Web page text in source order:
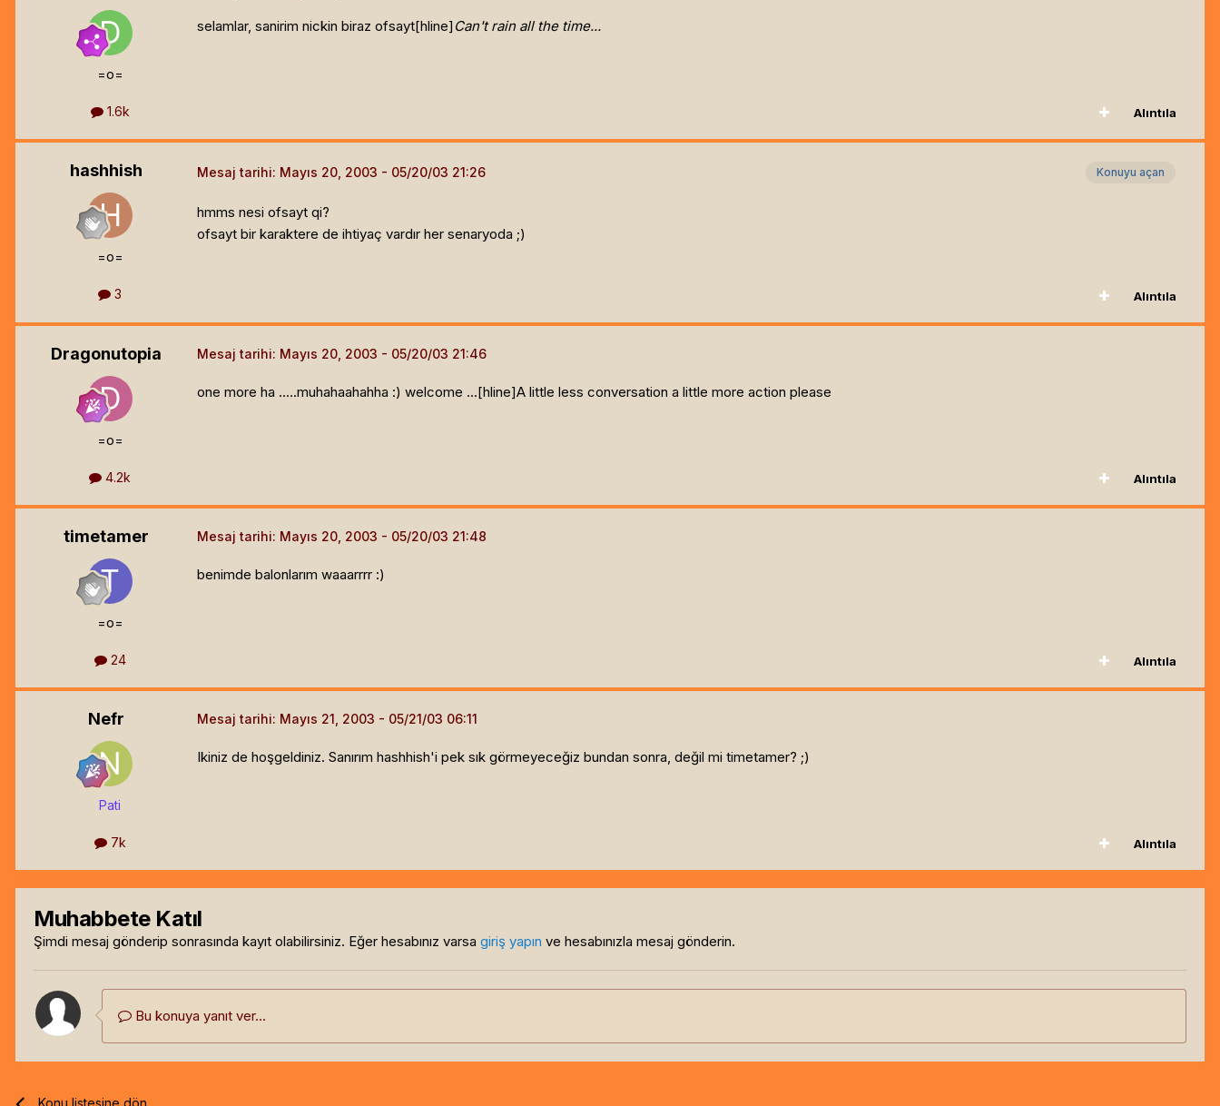
=o=
1.6k
selamlar, sanirim nickin biraz ofsayt[hline] Can't rain all the time...
Alıntıla
hashhish
=o=
3
Konuyu açan
Mesaj tarihi: Mayıs 20, 2003
hmms nesi ofsayt qi?
ofsayt bir karaktere de ihtiyaç vardır her senaryoda ;)
Alıntıla
Dragonutopia
=o=
4.2k
Mesaj tarihi: Mayıs 20, 2003
one more ha .....muhahaahahha :) welcome ...[hline]A little less conversation a little more action please
Alıntıla
timetamer
=o=
24
Mesaj tarihi: Mayıs 20, 2003
benimde balonlarım waaarrrr :)
Alıntıla
Nefr
Pati
7k
Mesaj tarihi: Mayıs 21, 2003
Ikiniz de hoşgeldiniz. Sanırım hashhish'i pek sık görmeyeceğiz bundan sonra, değil mi timetamer? ;)
Alıntıla
Muhabbete Katıl
Şimdi mesaj gönderip sonrasında kayıt olabilirsiniz. Eğer hesabınız varsa giriş yapın ve hesabınızla mesaj gönderin.
Bu konuya yanıt ver...
Konu listesine dön